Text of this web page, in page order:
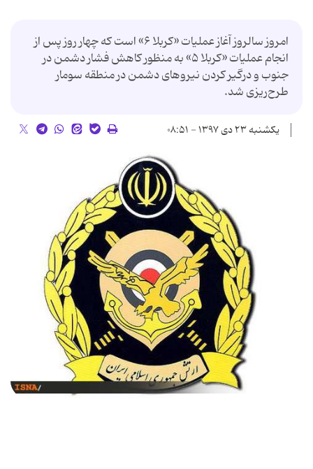
امروز سالروز آغاز عملیات «کربلا ۶» است که چهار روز پس از
انجام عملیات «کربلا ۵» به منظور کاهش فشار دشمن در
جنوب و درگیر کردن نیروهای دشمن در منطقه سومار
طرح‌ریزی شد.
یکشنبه ۲۳ دی ۱۳۹۷ - ۰۸:۵۱